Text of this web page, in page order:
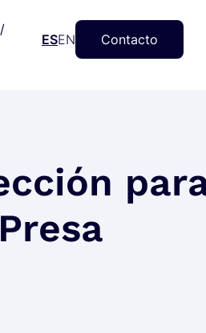
ESEN Contacto